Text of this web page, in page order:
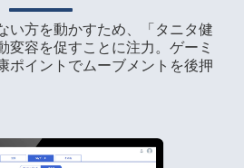
い方を動かすため、「タニタ健
変容を促すことに注力。ゲーミ
ポイントでムーブメントを後押